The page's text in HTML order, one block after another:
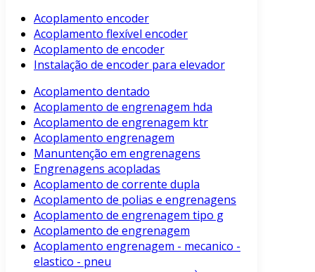
Acoplamento encoder
Acoplamento flexível encoder
Acoplamento de encoder
Instalação de encoder para elevador
Acoplamento dentado
Acoplamento de engrenagem hda
Acoplamento de engrenagem ktr
Acoplamento engrenagem
Manuntenção em engrenagens
Engrenagens acopladas
Acoplamento de corrente dupla
Acoplamento de polias e engrenagens
Acoplamento de engrenagem tipo g
Acoplamento de engrenagem
Acoplamento engrenagem - mecanico -
elastico - pneu